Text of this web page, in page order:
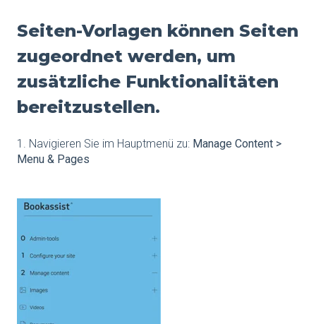
Seiten-Vorlagen können Seiten
zugeordnet werden, um
zusätzliche Funktionalitäten
bereitzustellen.
1. Navigieren Sie im Hauptmenü zu: Manage Content >
Menu & Pages